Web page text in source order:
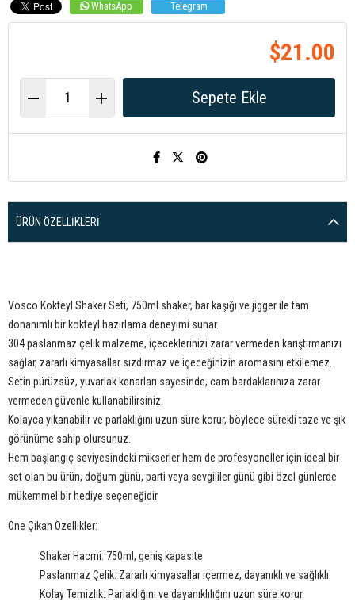
WhatsApp Telegram
$21.00
ÜRÜN ÖZELLIKLERI
Vosco Kokteyl Shaker Seti, 750ml shaker, bar kaşığı ve jigger ile tam
donanımlı bir kokteyl hazırlama deneyimi sunar.
304 paslanmaz çelik malzeme, içeceklerinizi zarar vermeden karıştırmanızı
sağlar, zararlı kimyasallar sızdırmaz ve içeceğinizin aromasını etkilemez.
Setin pürüzsüz, yuvarlak kenarları sayesinde, cam bardaklarınıza zarar
vermeden güvenle kullanabilirsiniz.
Kolayca yıkanabilir ve parlaklığını uzun süre korur, böylece sürekli taze ve şık
görünüme sahip olursunuz.
Hem başlangıç seviyesindeki mikserler hem de profesyoneller için ideal bir
set olan bu ürün, doğum günü, parti veya sevgililer günü gibi özel günlerde
mükemmel bir hediye seçeneğidir.
Öne Çıkan Özellikler:
Shaker Hacmi: 750ml, geniş kapasite
Paslanmaz Çelik: Zararlı kimyasallar içermez, dayanıklı ve sağlıklı
Kolay Temizlik: Parlaklığını ve dayanıklılığını uzun süre korur